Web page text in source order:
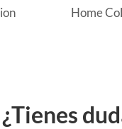
Home
¿Tienes